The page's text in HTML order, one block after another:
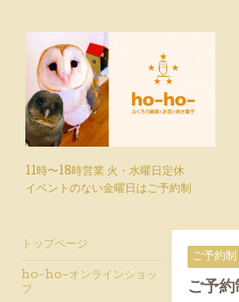
11時〜18時営業 火・水曜日定休
イベントのない金曜日はご予約制
ご予約制
ご予約
トップページ
ho-ho-オンラインショッ
プ